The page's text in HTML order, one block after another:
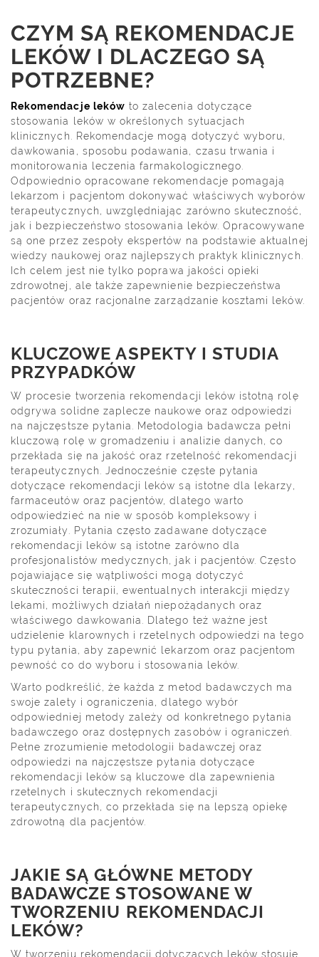
CZYM SĄ REKOMENDACJE
LEKÓW I DLACZEGO SĄ
POTRZEBNE?
Rekomendacje leków to zalecenia dotyczące
stosowania leków w określonych sytuacjach
klinicznych. Rekomendacje mogą dotyczyć wyboru,
dawkowania, sposobu podawania, czasu trwania i
monitorowania leczenia farmakologicznego.
Odpowiednio opracowane rekomendacje pomagają
lekarzom i pacjentom dokonywać właściwych wyborów
terapeutycznych, uwzględniając zarówno skuteczność,
jak i bezpieczeństwo stosowania leków. Opracowywane
są one przez zespoły ekspertów na podstawie aktualnej
wiedzy naukowej oraz najlepszych praktyk klinicznych.
Ich celem jest nie tylko poprawa jakości opieki
zdrowotnej, ale także zapewnienie bezpieczeństwa
pacjentów oraz racjonalne zarządzanie kosztami leków.
KLUCZOWE ASPEKTY I STUDIA
PRZYPADKÓW
W procesie tworzenia rekomendacji leków istotną rolę
odgrywa solidne zaplecze naukowe oraz odpowiedzi
na najczęstsze pytania. Metodologia badawcza pełni
kluczową rolę w gromadzeniu i analizie danych, co
przekłada się na jakość oraz rzetelność rekomendacji
terapeutycznych. Jednocześnie częste pytania
dotyczące rekomendacji leków są istotne dla lekarzy,
farmaceutów oraz pacjentów, dlatego warto
odpowiedzieć na nie w sposób kompleksowy i
zrozumiały. Pytania często zadawane dotyczące
rekomendacji leków są istotne zarówno dla
profesjonalistów medycznych, jak i pacjentów. Często
pojawiające się wątpliwości mogą dotyczyć
skuteczności terapii, ewentualnych interakcji między
lekami, możliwych działań niepożądanych oraz
właściwego dawkowania. Dlatego też ważne jest
udzielenie klarownych i rzetelnych odpowiedzi na tego
typu pytania, aby zapewnić lekarzom oraz pacjentom
pewność co do wyboru i stosowania leków.
Warto podkreślić, że każda z metod badawczych ma
swoje zalety i ograniczenia, dlatego wybór
odpowiedniej metody zależy od konkretnego pytania
badawczego oraz dostępnych zasobów i ograniczeń.
Pełne zrozumienie metodologii badawczej oraz
odpowiedzi na najczęstsze pytania dotyczące
rekomendacji leków są kluczowe dla zapewnienia
rzetelnych i skutecznych rekomendacji
terapeutycznych, co przekłada się na lepszą opiekę
zdrowotną dla pacjentów.
JAKIE SĄ GŁÓWNE METODY
BADAWCZE STOSOWANE W
TWORZENIU REKOMENDACJI
LEKÓW?
W tworzeniu rekomendacji dotyczących leków stosuje